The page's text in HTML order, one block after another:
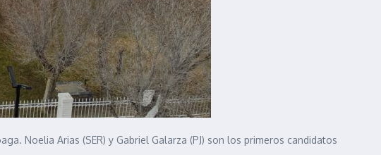
Noelia Arias (SER) y Gabriel Galarza (PJ) son los primeros candidatos